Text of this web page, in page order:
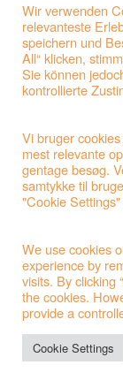
Rechtlicher
Die Website
Richtigkeit und
übernommen
Inhalte), zu
die Woodimex
der Webseiten
Wir verwenden
relevanteste
speichern und
All“ klicken,
Sie können
kontrollierte
Vi bruger
mest relevante
gentage besøg.
samtykke til
"Cookie
We use cookies
experience by
visits. By clicking
the cookies.
provide a
Cookie Settings